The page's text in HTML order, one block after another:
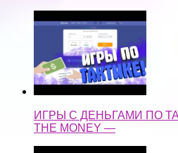
ИГРЫ С ДЕНЬГАМИ ПО
THE MONEY —